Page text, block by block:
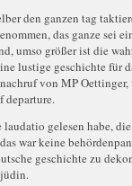
den ganzen tag
das ganze sei
umso größer ist die
lustige geschichte für
von MP Oettinger,
departure.
gelesen habe,
war keine
geschichte zu